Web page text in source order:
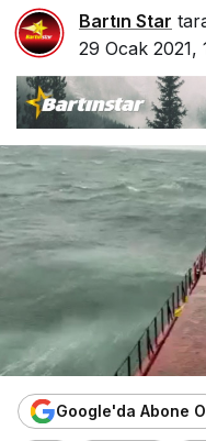
Bartın Star
29 Ocak 2021,
Google'da Abone